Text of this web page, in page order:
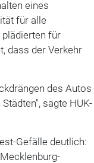
eines
für alle
plädierten für
dass der Verkehr
des Autos
sagte HUK-
Gefälle deutlich: